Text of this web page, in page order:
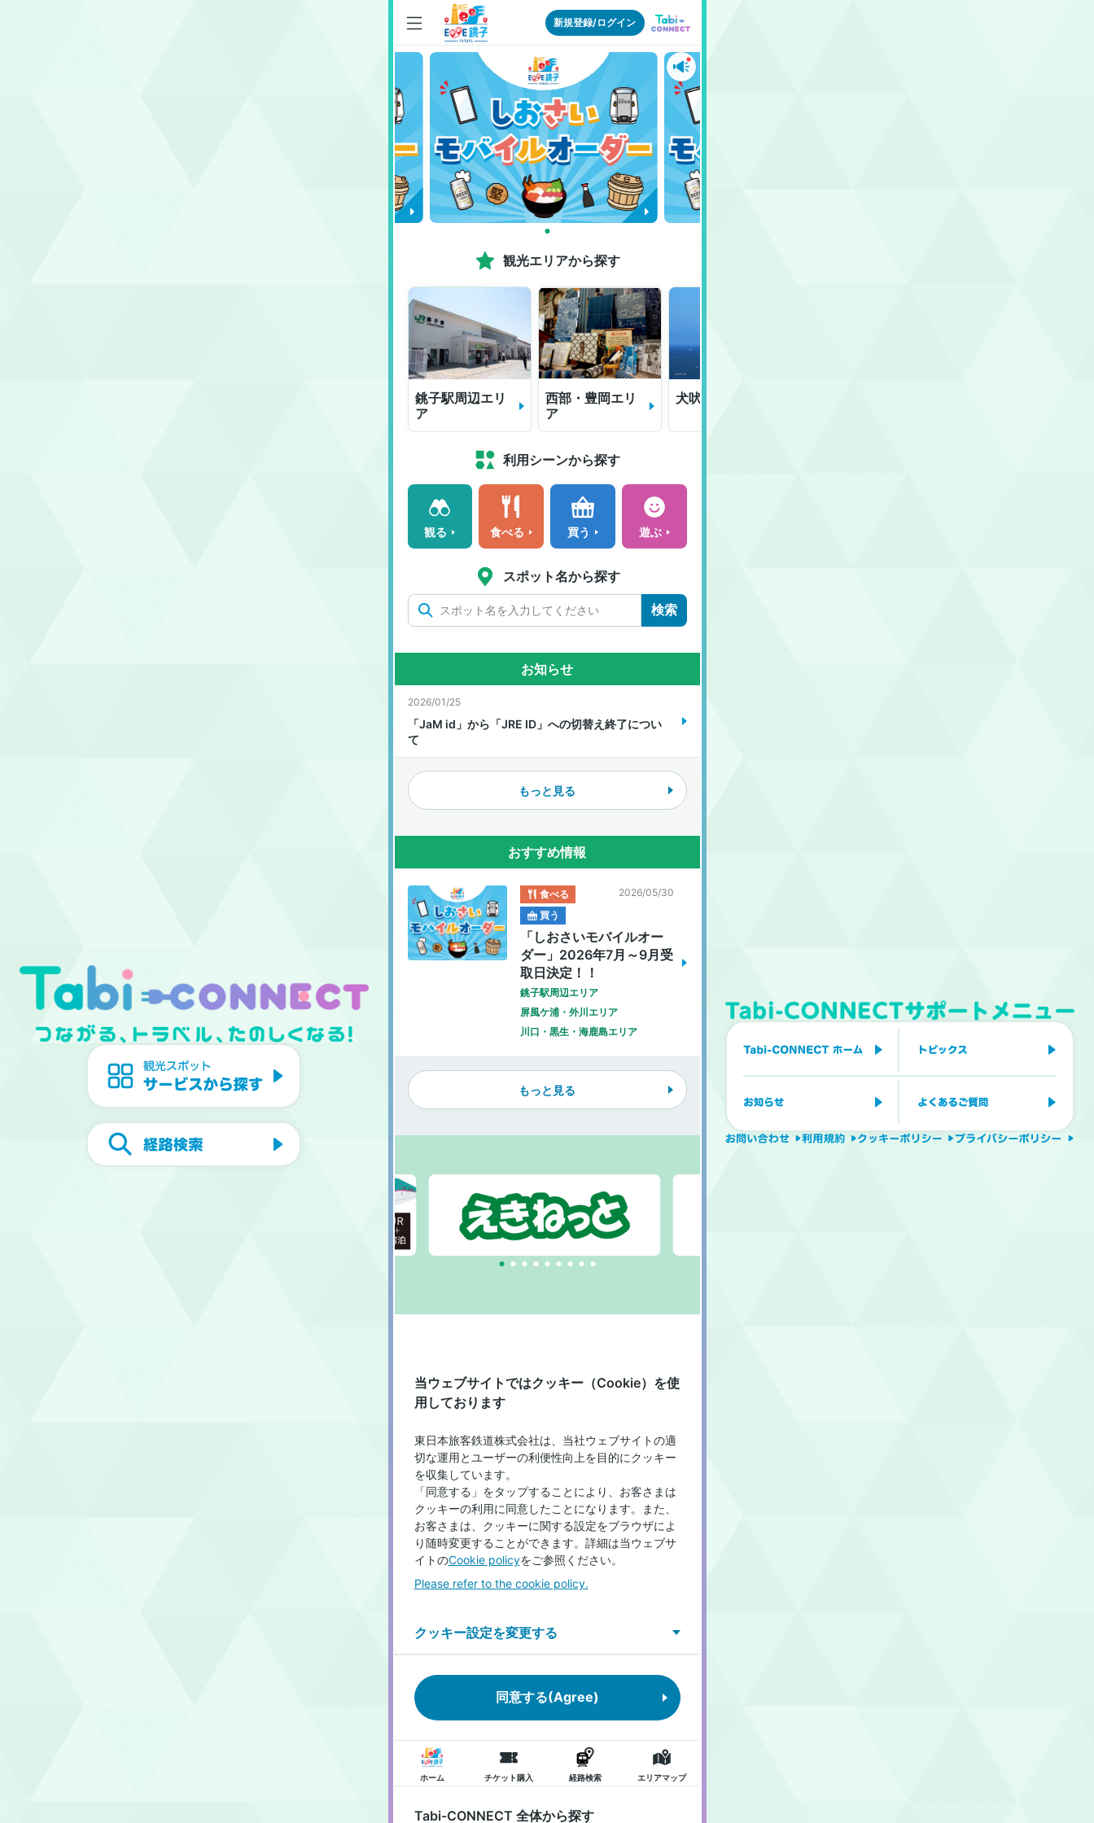
新規登録/ログイン
item
0
観光エリアから探す
銚子駅周辺エリ
ア
西部・豊岡エリ
ア
犬吠埼エリア
利用シーンから探す
観る 食べる 買う 遊ぶ
スポット名から探す
検索
お知らせ
2026/01/25
「JaM id」から「JRE ID」への切替え終了につい
て
もっと見る
おすすめ情報
食べる
買う
2026/05/30
「しおさいモバイルオー
ダー」2026年7月～9月受
取日決定！！
銚子駅周辺エリア
屏風ケ浦・外川エリア
川口・黒生・海鹿島エリア
もっと見る
itemitemitemitemitemitemitem
itemitem
当ウェブサイトではクッキー（Cookie）を使
用しております
東日本旅客鉄道株式会社は、当社ウェブサイトの適
切な運用とユーザーの利便性向上を目的にクッキー
を収集しています。
「同意する」をタップすることにより、お客さまは
クッキーの利用に同意したことになります。また、
お客さまは、クッキーに関する設定をブラウザによ
り随時変更することができます。詳細は当ウェブサ
イトのCookie policyをご参照ください。
Please refer to the cookie policy.
クッキー設定を変更する
同意する(Agree)
ホーム チケット購入 経路検索 エリアマップ
Tabi-CONNECT 全体から探す